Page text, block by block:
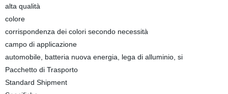
alta qualità
colore
corrispondenza dei colori secondo necessità
campo di applicazione
automobile, batteria nuova energia, lega di alluminio, si
Pacchetto di Trasporto
Standard Shipment